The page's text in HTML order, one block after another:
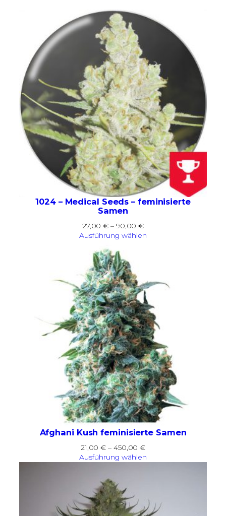
1024 – Medical Seeds – feminisierte
Samen
27,00€ – 90,00€Preisspanne:
27,00 €
Ausführung wählen
Afghani Kush feminisierte Samen
21,00€ – 450,00€Preisspanne:
21,00 €
Ausführung wählen